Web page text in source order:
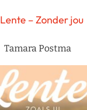
Lente – Zonder jou
Tamara Postma